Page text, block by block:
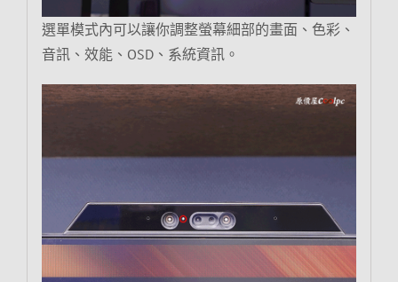
選單模式內可以讓你調整螢幕細部的畫面、色彩、
音訊、效能、OSD、系統資訊。